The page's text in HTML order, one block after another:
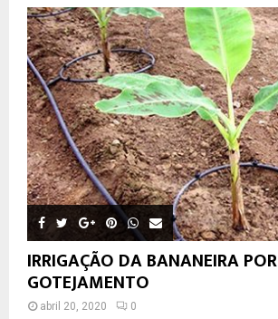
IRRIGAÇÃO DA BANANEIRA POR
GOTEJAMENTO
abril 20, 2020 0